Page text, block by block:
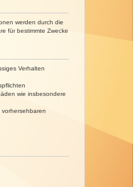
werden durch die
für bestimmte Zwecke
Verhalten
wie insbesondere